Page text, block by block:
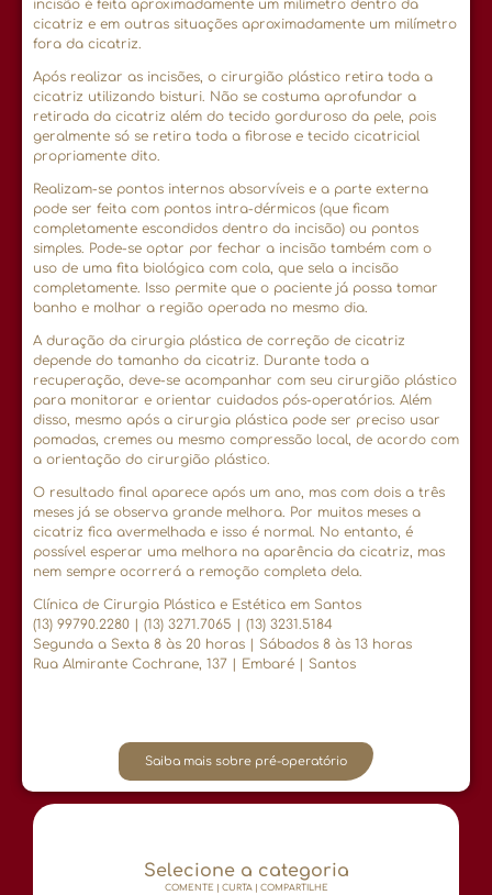
incisão é feita aproximadamente um milímetro dentro da
cicatriz e em outras situações aproximadamente um milímetro
fora da cicatriz.
Após realizar as incisões, o cirurgião plástico retira toda a
cicatriz utilizando bisturi. Não se costuma aprofundar a
retirada da cicatriz além do tecido gorduroso da pele, pois
geralmente só se retira toda a fibrose e tecido cicatricial
propriamente dito.
Realizam-se pontos internos absorvíveis e a parte externa
pode ser feita com pontos intra-dérmicos (que ficam
completamente escondidos dentro da incisão) ou pontos
simples. Pode-se optar por fechar a incisão também com o
uso de uma fita biológica com cola, que sela a incisão
completamente. Isso permite que o paciente já possa tomar
banho e molhar a região operada no mesmo dia.
A duração da cirurgia plástica de correção de cicatriz
depende do tamanho da cicatriz. Durante toda a
recuperação, deve-se acompanhar com seu cirurgião plástico
para monitorar e orientar cuidados pós-operatórios. Além
disso, mesmo após a cirurgia plástica pode ser preciso usar
pomadas, cremes ou mesmo compressão local, de acordo com
a orientação do cirurgião plástico.
O resultado final aparece após um ano, mas com dois a três
meses já se observa grande melhora. Por muitos meses a
cicatriz fica avermelhada e isso é normal. No entanto, é
possível esperar uma melhora na aparência da cicatriz, mas
nem sempre ocorrerá a remoção completa dela.
Clínica de Cirurgia Plástica e Estética em Santos
(13) 99790.2280 | (13) 3271.7065 | (13) 3231.5184
Segunda a Sexta 8 às 20 horas | Sábados 8 às 13 horas
Rua Almirante Cochrane, 137 | Embaré | Santos
Saiba mais sobre pré-operatório
Selecione a categoria
COMENTE | CURTA | COMPARTILHE